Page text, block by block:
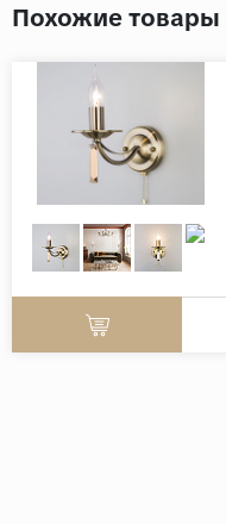
Похожие товары